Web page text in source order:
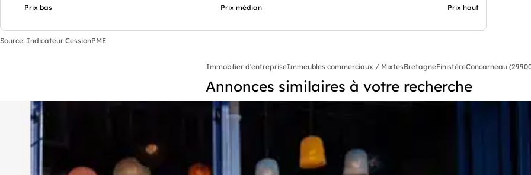
Prix bas Prix médian Prix haut
Source: Indicateur CessionPME
Immobilier d'entrepriseImmeubles commerciaux / MixtesBretagneFinistèreConcarneau
Annonces similaires à votre recherche